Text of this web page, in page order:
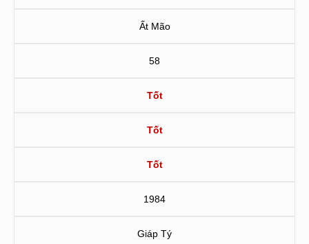
Ất Mão
58
Tốt
Tốt
Tốt
1984
Giáp Tý